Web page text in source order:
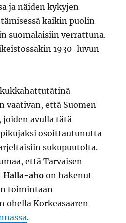
ja näiden kykyjen
kaikin puolin
suomalaisiin verrattuna.
1930-luvun
kukkahattutätinä
vaativan, että Suomen
joiden avulla tätä
osoittautunutta
sukupuutolta.
että Tarvaisen
Halla-aho on hakenut
toimintaan
ohella Korkeasaaren
.